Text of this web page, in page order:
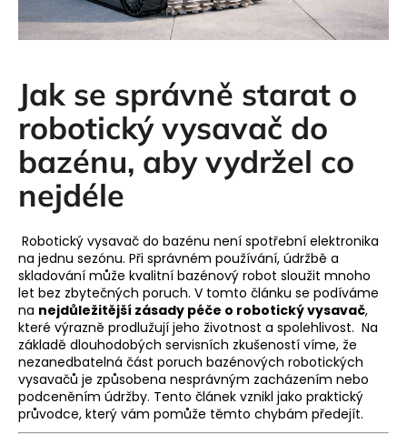
Jak se správně starat o
robotický vysavač do
bazénu, aby vydržel co
nejdéle
Robotický vysavač do bazénu není spotřební elektronika
na jednu sezónu. Při správném používání, údržbě a
skladování může kvalitní bazénový robot sloužit mnoho
let bez zbytečných poruch. V tomto článku se podíváme
na nejdůležitější zásady péče o robotický vysavač,
které výrazně prodlužují jeho životnost a spolehlivost. Na
základě dlouhodobých servisních zkušeností víme, že
nezanedbatelná část poruch bazénových robotických
vysavačů je způsobena nesprávným zacházením nebo
podceněním údržby. Tento článek vznikl jako praktický
průvodce, který vám pomůže těmto chybám předejít.
í
?
HLEDAT
D
o
p
o
r
u
č
u
j
e